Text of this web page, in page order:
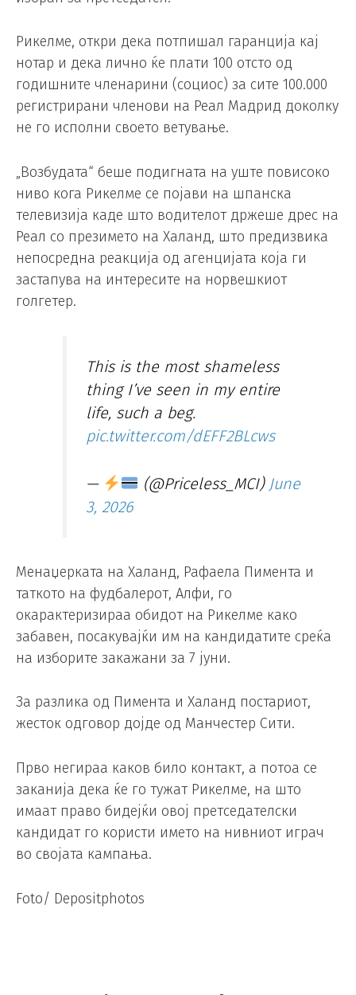
Рикелме, откри дека потпишал гаранција кај
нотар и дека лично ќе плати 100 отсто од
годишните членарини (социос) за сите 100.000
регистрирани членови на Реал Мадрид доколку
не го исполни своето ветување.
„Возбудата“ беше подигната на уште повисоко
ниво кога Рикелме се појави на шпанска
телевизија каде што водителот држеше дрес на
Реал со презимето на Халанд, што предизвика
непосредна реакција од агенцијата која ги
застапува на интересите на норвешкиот
голгетер.
This is the most shameless
thing I’ve seen in my entire
life, such a beg.
pic.twitter.com/dEFF2BLcws
— (@Priceless_MCI) June
3, 2026
Менаџерката на Халанд, Рафаела Пимента и
таткото на фудбалерот, Алфи, го
окарактеризираа обидот на Рикелме како
забавен, посакувајќи им на кандидатите среќа
на изборите закажани за 7 јуни.
За разлика од Пимента и Халанд постариот,
жесток одговор дојде од Манчестер Сити.
Прво негираа каков било контакт, а потоа се
заканија дека ќе го тужат Рикелме, на што
имаат право бидејќи овој претседателски
кандидат го користи името на нивниот играч
во својата кампања.
Foto/ Depositphotos